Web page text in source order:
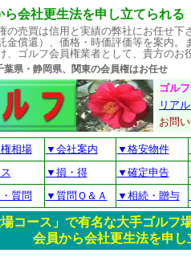
ら会社更生法を申し立てられる
の売買は信用と実績の弊社にお任せ
金償還）、価格・時価評価等を案内
、ゴルフ会員権業者として、貴方のお
・千葉県・静岡県、関東の会員権
ゴル
リア
お問
相場 ▼会社案内 ▼格安物件
▼損・得 ▼確定申告
質問
▼質問Ｑ＆Ａ ▼相続・贈与
コース」で有名な大手ゴルフ
会員から会社更生法を申し